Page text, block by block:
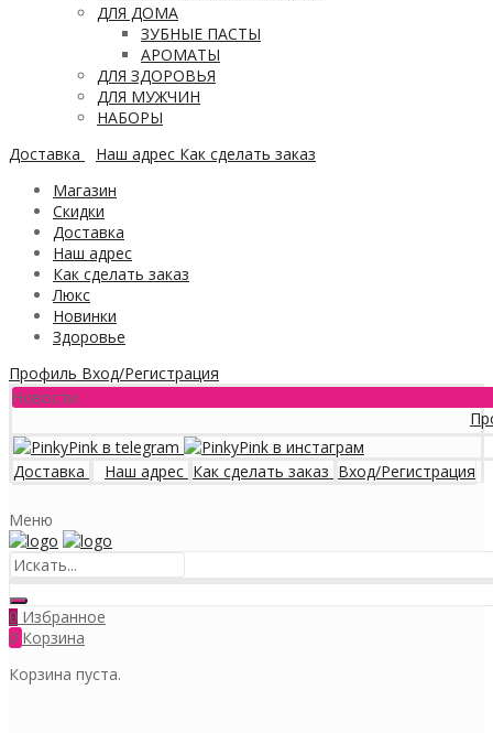
ДЛЯ ДОМА
ЗУБНЫЕ ПАСТЫ
АРОМАТЫ
ДЛЯ ЗДОРОВЬЯ
ДЛЯ МУЖЧИН
НАБОРЫ
Доставка
Наш адрес Как сделать заказ
Магазин
Скидки
Доставка
Наш адрес
Как сделать заказ
Люкс
Новинки
Здоровье
Профиль Вход/Регистрация
Новости
Доставка Наш адрес Как сделать заказ Вход/Регистрация
Меню
0 Избранное
0 Корзина
Корзина пуста.